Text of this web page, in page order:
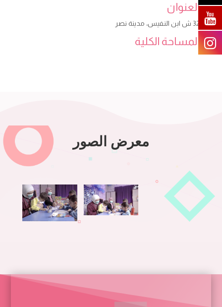
العنوان
32 ش ابن النفيس، مدينة نصر
المساحة الكلية
معرض الصور